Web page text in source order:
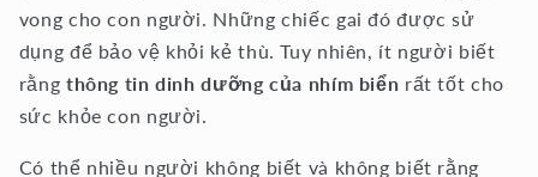
vong cho con người. Những chiếc gai đó được sử
dụng để bảo vệ khỏi kẻ thù. Tuy nhiên, ít người biết
rằng thông tin dinh dưỡng của nhím biển rất tốt cho
sức khỏe con người.
Có thể nhiều người không biết và không biết rằng